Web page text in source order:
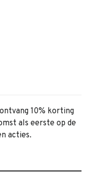
10% korting
als eerste op de
acties.